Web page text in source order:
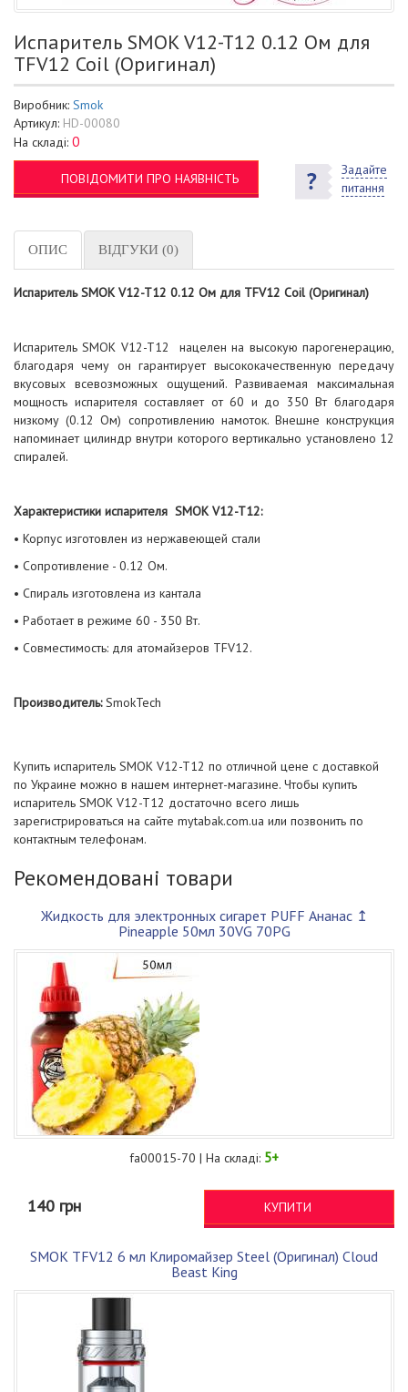
Испаритель SMOK V12-T12 0.12 Ом для
TFV12 Coil (Оригинал)
Виробник: Smok
Артикул: HD-00080
На складі: 0
ПОВІДОМИТИ ПРО НАЯВНІСТЬ
Задайте
питання
ОПИС ВІДГУКИ (0)
Испаритель SMOK V12-T12 0.12 Ом для TFV12 Coil (Оригинал)
Испаритель SMOK V12-T12 нацелен на высокую парогенерацию,
благодаря чему он гарантирует высококачественную передачу
вкусовых всевозможных ощущений. Развиваемая максимальная
мощность испарителя составляет от 60 и до 350 Вт благодаря
низкому (0.12 Ом) сопротивлению намоток. Внешне конструкция
напоминает цилиндр внутри которого вертикально установлено 12
спиралей.
Характеристики испарителя SMOK V12-T12:
• Корпус изготовлен из нержавеющей стали
• Сопротивление - 0.12 Ом.
• Спираль изготовлена из кантала
• Работает в режиме 60 - 350 Вт.
• Совместимость: для атомайзеров TFV12.
Производитель:SmokTech
Купить испаритель SMOK V12-T12 по отличной цене с доставкой
по Украине можно в нашем интернет-магазине. Чтобы купить
испаритель SMOK V12-T12 достаточно всего лишь
зарегистрироваться на сайте mytabak.com.ua или позвонить по
контактным телефонам.
Рекомендовані товари
Жидкость для электронных сигарет PUFF Ананас ↥
Pineapple 50мл 30VG 70PG
fa00015-70 | На складі: 5+
140 грн КУПИТИ
SMOK TFV12 6 мл Клиромайзер Steel (Оригинал) Cloud
Beast King